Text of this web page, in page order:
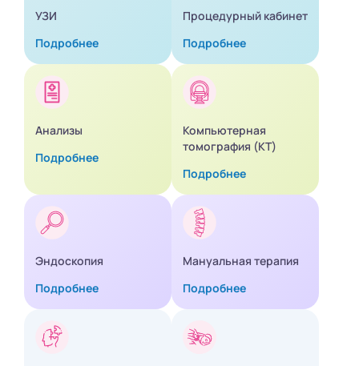
УЗИ
Подробнее
Процедурный кабинет
Подробнее
Анализы
Подробнее
Компьютерная
томография (КТ)
Подробнее
Эндоскопия
Подробнее
Мануальная терапия
Подробнее